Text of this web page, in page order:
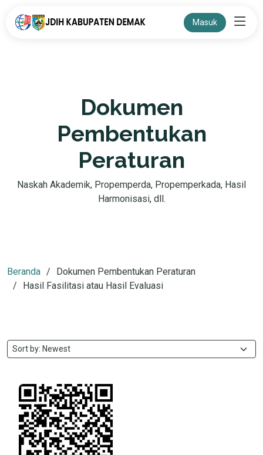
Masuk
Dokumen
Pembentukan
Peraturan
Naskah Akademik, Propemperda, Propemperkada, Hasil
Harmonisasi, dll.
Beranda
Dokumen Pembentukan Peraturan
Hasil Fasilitasi atau Hasil Evaluasi